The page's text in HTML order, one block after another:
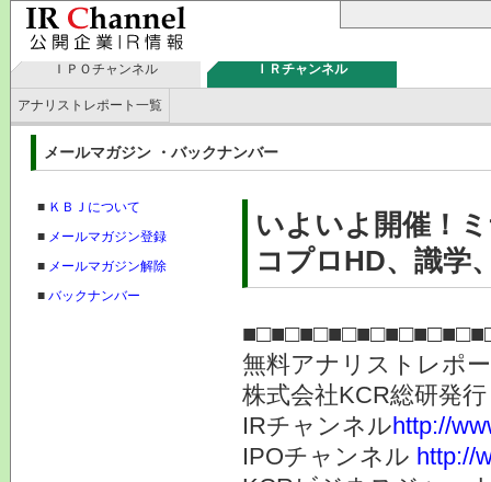
ＩＰＯチャンネル ＩＲチャンネル
アナリストレポート一覧
メールマガジン ・バックナンバー
■ ＫＢＪについて
■ メールマガジン登録
■ メールマガジン解除
■ バックナンバー
いよいよ開催！
コプロHD、識学
無料アナリストレポ
株式会社
IRチャンネルhttp://
IPOチャンネル http://